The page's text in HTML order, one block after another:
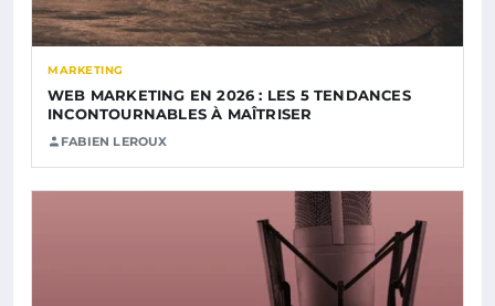
MARKETING
WEB MARKETING EN 2026 : LES 5 TENDANCES
INCONTOURNABLES À MAÎTRISER
FABIEN LEROUX